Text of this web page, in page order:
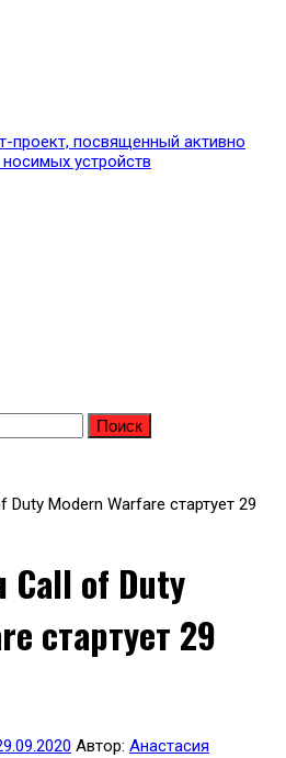
— интернет-
Modern Warfare стартует 29
Call of Duty
стартует 29
Автор: Анастасия